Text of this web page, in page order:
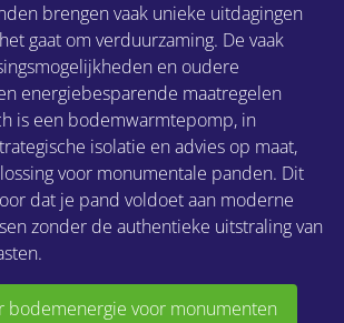
brengen vaak unieke uitdagingen
gaat om verduurzaming. De vaak
en oudere
energiebesparende maatregelen
is een bodemwarmtepomp, in
isolatie en advies op maat,
voor monumentale panden. Dit
dat je pand voldoet aan moderne
zonder de authentieke uitstraling van
bodemenergie voor monumenten